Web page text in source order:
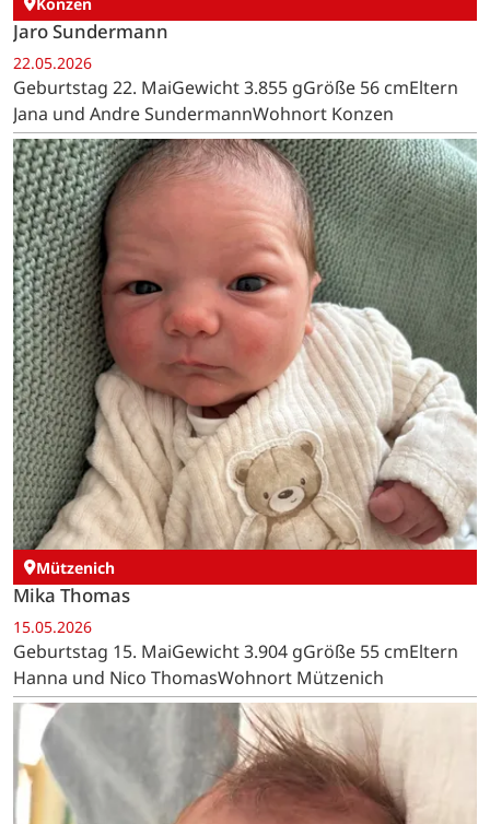
Jaro Sundermann
22.05.2026
Geburtstag 22. MaiGewicht 3.855 gGröße 56 cmEltern
Jana und Andre SundermannWohnort Konzen
Mützenich
Mika Thomas
15.05.2026
Geburtstag 15. MaiGewicht 3.904 gGröße 55 cmEltern
Hanna und Nico ThomasWohnort Mützenich